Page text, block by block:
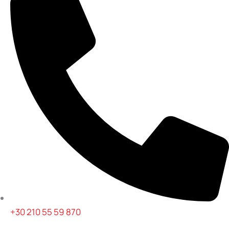
+30 210 55 59 870